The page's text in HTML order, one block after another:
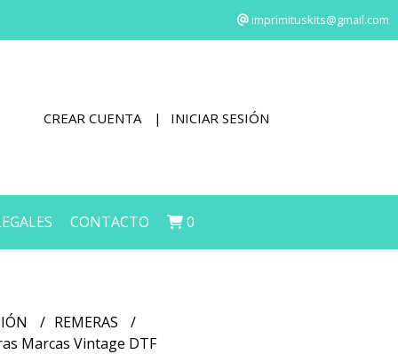
imprimituskits@gmail.com
CREAR CUENTA INICIAR SESIÓN
CONTACTO 0
REMERAS
Marcas Vintage DTF